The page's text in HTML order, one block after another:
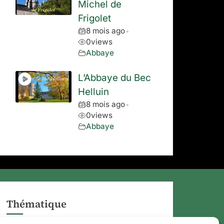
Michel de
Frigolet
8 mois ago •
0views
Abbaye
L’Abbaye du Bec
Helluin
8 mois ago •
0views
Abbaye
Thématique